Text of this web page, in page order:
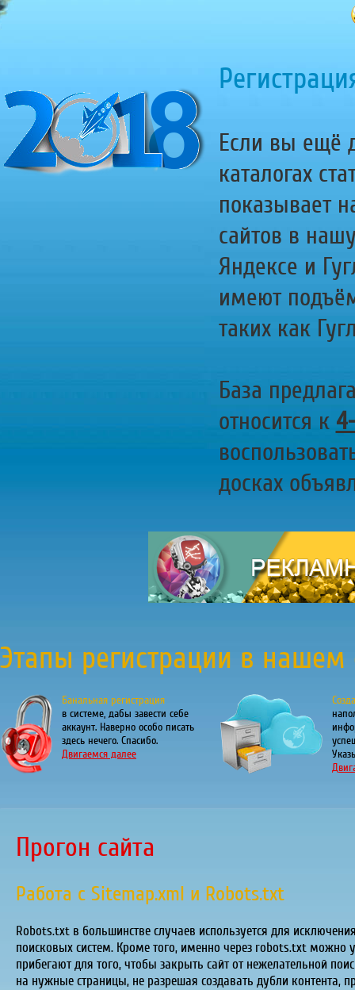
Если вы ещё
каталогах
показывает
сайтов в
Яндексе и
имеют
таких как
База
относится к
досках
Этапы регистрации в нашем
Банальная регистрация
в системе, дабы завести себе
аккаунт. Наверно особо писать
здесь нечего. Спасибо.
Двигаемся далее
Прогон сайта
Работа с Sitemap.xml и Robots.txt
Robots.txt в большинстве случаев используется для
поисковых систем. Кроме того, именно через robots.txt можно
прибегают для того, чтобы закрыть сайт от нежелательной
на нужные страницы, не разрешая создавать дубли контента,